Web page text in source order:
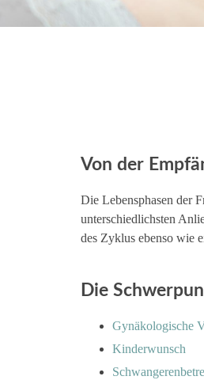
Von der
Die Lebensphasen der
unterschiedlichsten
des Zyklus ebenso wie
Die
Gynäkologische
Kinderwunsch